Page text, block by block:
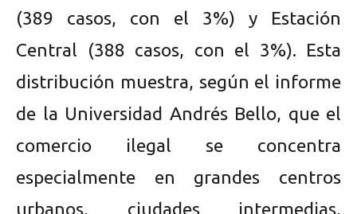
(389 casos, con el 3%) y Estación
Central (388 casos, con el 3%). Esta
distribución muestra, según el informe
de la Universidad Andrés Bello, que el
comercio ilegal se concentra
especialmente en grandes centros
urbanos, ciudades intermedias,